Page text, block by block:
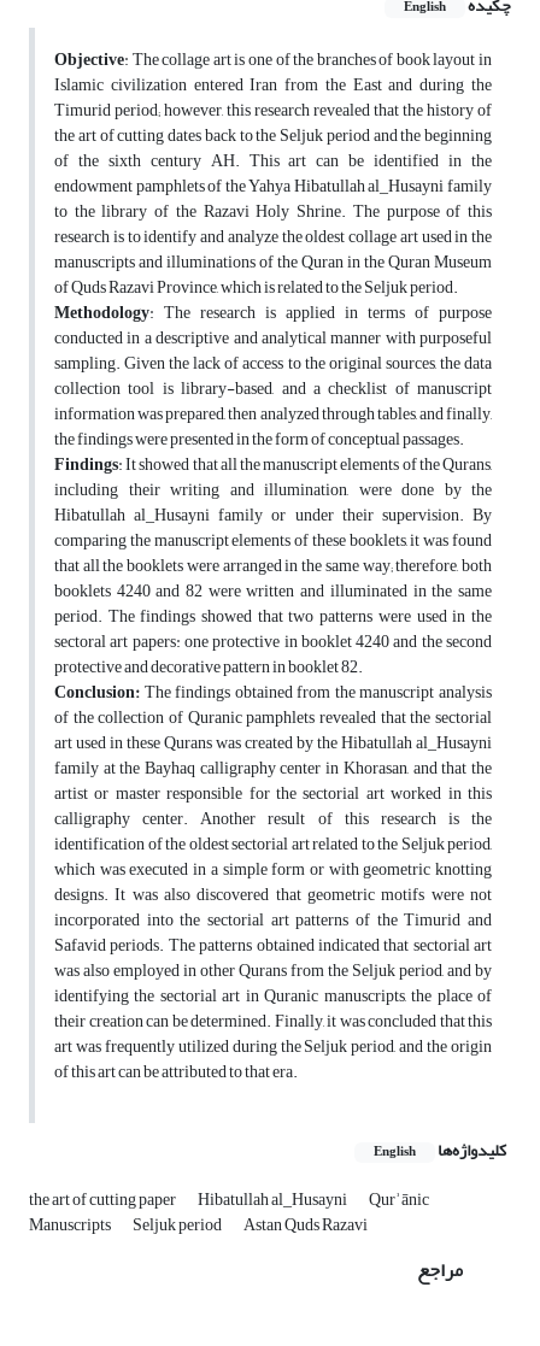
English
Objective: The collage art is one of the branches of book layout in
Islamic civilization entered Iran from the East and during the
Timurid period; however, this research revealed that the history of
the art of cutting dates back to the Seljuk period and the beginning
of the sixth century AH. This art can be identified in the
endowment pamphlets of the Yahya Hibatullah al_Husayni family
to the library of the Razavi Holy Shrine. The purpose of this
research is to identify and analyze the oldest collage art used in the
manuscripts and illuminations of the Quran in the Quran Museum
of Quds Razavi Province, which is related to the Seljuk period.
Methodology: The research is applied in terms of purpose
conducted in a descriptive and analytical manner with purposeful
sampling. Given the lack of access to the original sources, the data
collection tool is library-based, and a checklist of manuscript
information was prepared, then analyzed through tables, and finally,
the findings were presented in the form of conceptual passages.
Findings: It showed that all the manuscript elements of the Qurans,
including their writing and illumination, were done by the
Hibatullah al_Husayni family or under their supervision. By
comparing the manuscript elements of these booklets, it was found
that all the booklets were arranged in the same way; therefore, both
booklets 4240 and 82 were written and illuminated in the same
period. The findings showed that two patterns were used in the
sectoral art papers: one protective in booklet 4240 and the second
protective and decorative pattern in booklet 82.
Conclusion:The findings obtained from the manuscript analysis
of the collection of Quranic pamphlets revealed that the sectorial
art used in these Qurans was created by the Hibatullah al_Husayni
family at the Bayhaq calligraphy center in Khorasan, and that the
artist or master responsible for the sectorial art worked in this
calligraphy center. Another result of this research is the
identification of the oldest sectorial art related to the Seljuk period,
which was executed in a simple form or with geometric knotting
designs. It was also discovered that geometric motifs were not
incorporated into the sectorial art patterns of the Timurid and
Safavid periods. The patterns obtained indicated that sectorial art
was also employed in other Qurans from the Seljuk period, and by
identifying the sectorial art in Quranic manuscripts, the place of
their creation can be determined. Finally, it was concluded that this
art was frequently utilized during the Seljuk period, and the origin
of this art can be attributed to that era.
کلیدواژه‌ها English
the art of cutting paper Hibatullah al_Husayni Qurʾānic
Manuscripts Seljuk period Astan Quds Razavi
مراجع